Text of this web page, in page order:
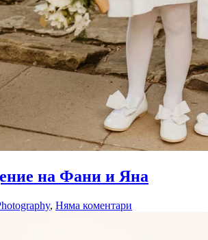
на Фани и Яна
, Няма коментари